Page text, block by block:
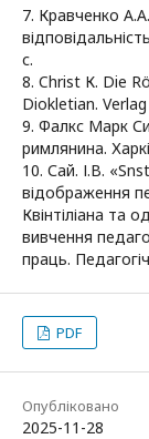
7. Кравченко
с.
8. Christ К. Die
Diokletian.
9. Фалкс Марк
римлянина.
10. Сай. І.В.
відображення
Квінтіліана та
вивчення
праць.
PDF
Опубліковано
2025-11-28